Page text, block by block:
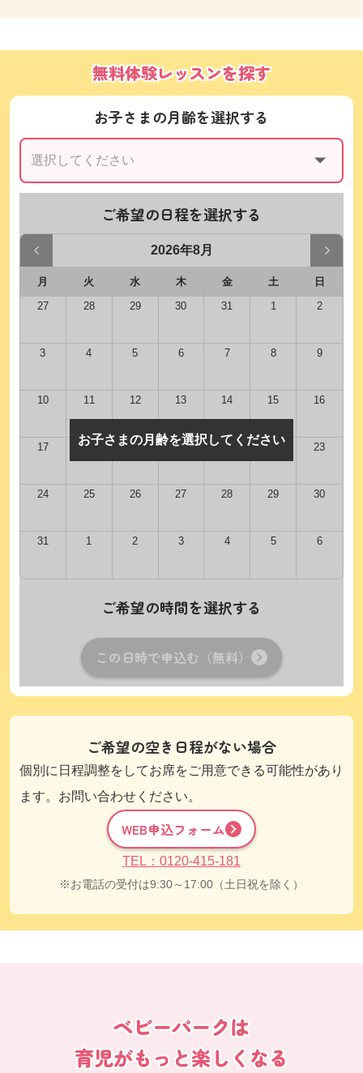
無料体験レッスンを探す
お子さまの月齢を選択する
ご希望の日程を選択する
2026年8月
月 火 水 木 金 土
日
27
28 29 30 31 1 2
3 4 5 6 7 8 9
10 11 12 13 14 15 16
17 18 19 20 21 22 23
24 25 26 27 28 29 30
31 1 2 3 4 5 6
ご希望の時間を選択する
この日時で申込む（無料）
お子さまの月齢を選択してください
ご希望の空き日程がない場合
個別に日程調整をしてお席をご用意できる可能性があり
ます。お問い合わせください。
WEB申込フォーム
TEL：0120-415-181
お電話の受付は9:30～17:00（土日祝を除く）
ベビーパークは
育児がもっと楽しくなる